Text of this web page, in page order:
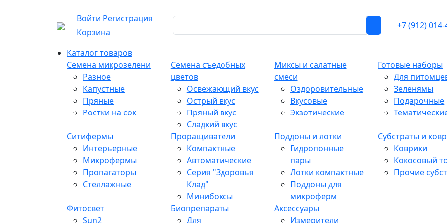
Войти Регистрация
Корзина
+7 (912) 014-
Каталог товаров
Семена микрозелени
Разное
Капустные
Пряные
Ростки на сок
Семена съедобных
цветов
Освежающий вкус
Острый вкус
Пряный вкус
Сладкий вкус
Миксы и салатные
смеси
Оздоровительные
Вкусовые
Экзотические
Готовые наборы
Для
Зеленямы
Подарочные
Ситифермы
Интерьерные
Микрофермы
Пропагаторы
Стеллажные
Проращиватели
Компактные
Автоматические
Серия "Здоровья
Клад"
Минибоксы
Поддоны и лотки
Гидропонные
пары
Лотки компактные
Поддоны для
микроферм
Субстраты и
Коврики
Кокосовый
Прочие
Фитосвет
Sun2
Биопрепараты
Для
Аксессуары
Измерители